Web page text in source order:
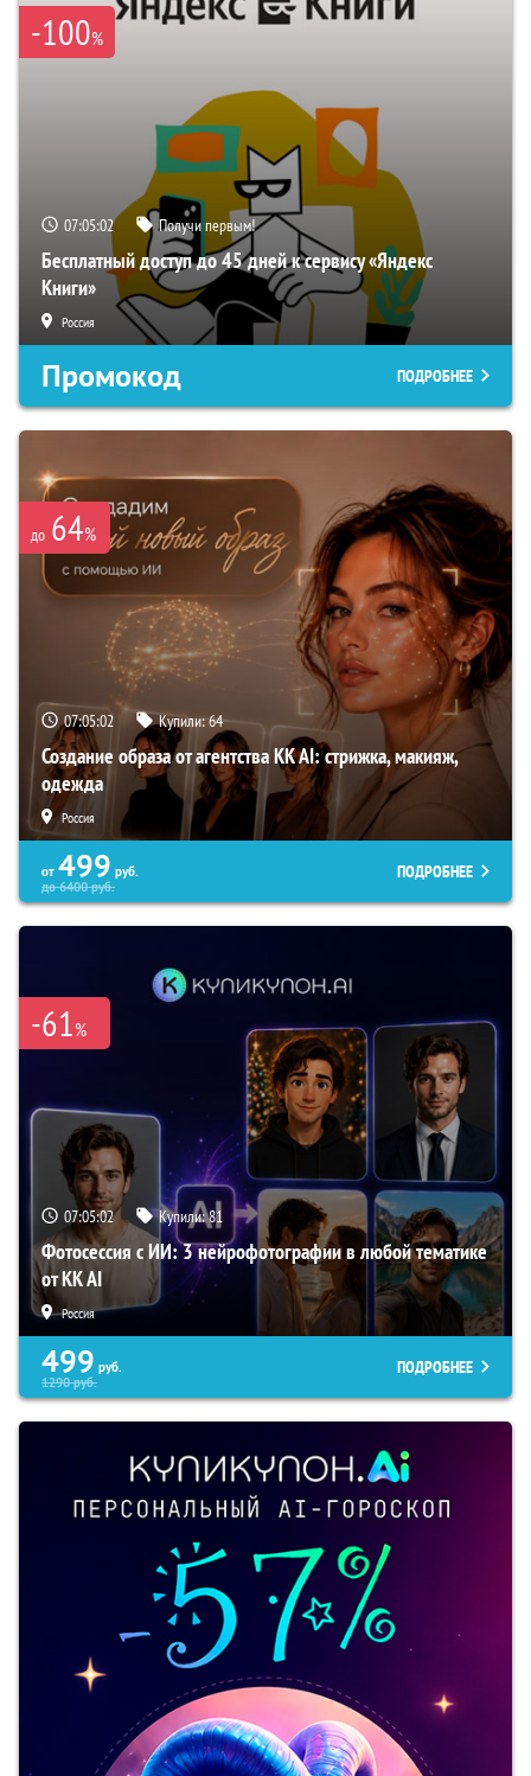
-100%
07:05:01 Получи первым!
Бесплатный доступ до 45 дней к сервису «Яндекс
Книги»
Россия
Промокод ПОДРОБНЕЕ
до 64%
07:05:01 Купили:64
Создание образа от агентства KK AI: стрижка, макияж,
одежда
Россия
от 499 руб.
до6400руб.
ПОДРОБНЕЕ
-61%
07:05:01 Купили:81
Фотосессия с ИИ: 3 нейрофотографии в любой тематике
от KK AI
Россия
499 руб.
1290руб.
ПОДРОБНЕЕ